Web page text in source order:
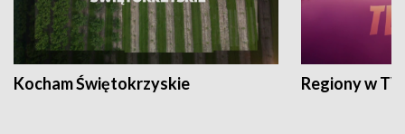
Kocham Świętokrzyskie Regiony w